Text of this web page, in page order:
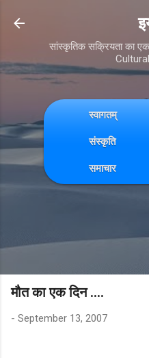
Skip to
सांस्कृतिक सक्रियता का
स्वागतम्
संस्कृति
समाचार
मौत का एक दिन ....
- September 13, 2007